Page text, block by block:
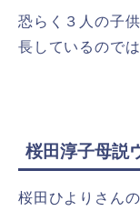
恐らく３人の子
長しているので
桜田淳子母説
桜田ひよりさん